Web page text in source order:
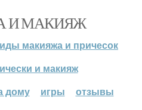
И МАКИЯЖ
макияжа и причесок
и макияж
дому
игры отзывы